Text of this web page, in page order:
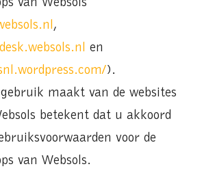
van Websols
,
en
).
maakt van de websites
betekent dat u akkoord
voor de
van Websols.